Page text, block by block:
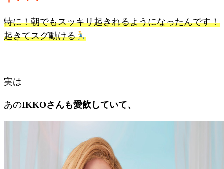
特に！朝でもスッキリ起きれるようになったんです！
起きてスグ動ける
実は
あのIKKOさんも愛飲していて、